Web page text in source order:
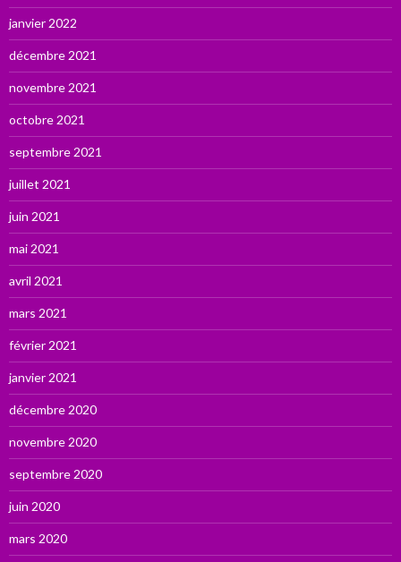
janvier 2022
décembre 2021
novembre 2021
octobre 2021
septembre 2021
juillet 2021
juin 2021
mai 2021
avril 2021
mars 2021
février 2021
janvier 2021
décembre 2020
novembre 2020
septembre 2020
juin 2020
mars 2020